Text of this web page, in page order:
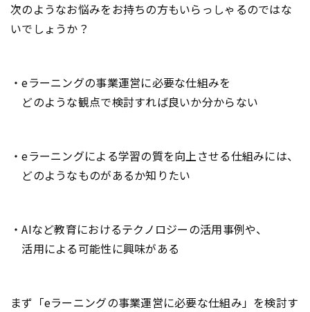
次のようなお悩みをお持ちの方もいらっしゃるのではな
いでしょうか？
・eラーニングの事業運営に必要な仕組みを
どのような観点で検討すれば良いか分からない
・eラーニングによる学習の質を向上させる仕組みには、
どのようなものがあるか知りたい
・AIなど教育におけるテクノロジーの活用事例や、
活用による可能性に興味がある
まず「eラーニングの事業運営に必要な仕組み」を検討す